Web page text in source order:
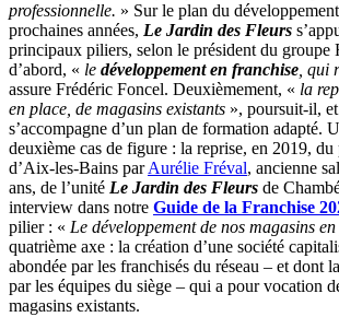
professionnelle. » Sur le plan du
prochaines années, Le Jardin des Fleurs
principaux piliers, selon le président du groupe
d’abord, « le développement en franchise , qui
assure Frédéric Foncel. Deuxièmement, « la
en place, de magasins existants », poursuit-il,
s’accompagne d’un plan de formation adapté.
deuxième cas de figure : la reprise, en 2019,
d’Aix-les-Bains parAurélie Fréval, ancienne
ans, de l’unité Le Jardin des Fleurs de
interview dans notre Guide de la Franchise
pilier : « Le développement de nos magasins
quatrième axe : la création d’une société
abondée par les franchisés du réseau – et dont
par les équipes du siège – qui a pour vocation
magasins existants.